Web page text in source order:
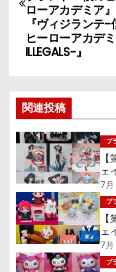
ビ
ゲ
シ
ョ
ン
ローアカデミア』
『ヴィジランテ-
ヒーローアカデ
ILLEGALS-』
関連投稿
プ
【
ェ
ン
語
7
プ
ェ
『
ジ
7
プ